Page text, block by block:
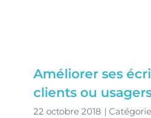
Améliorer ses
clients ou
22 octobre 2018 |